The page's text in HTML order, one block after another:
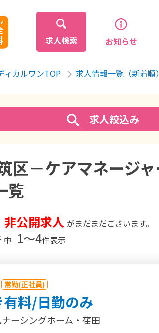
求人検索 お知らせ
ィカルワンTOP 求人情報一覧（新着順）
求人絞込み
区－ケアマネージ
覧
非公開求人 がまだまだございます。
中 1〜4件表示
常勤(正社員)
料/日勤のみ
ーシングホーム・荏田